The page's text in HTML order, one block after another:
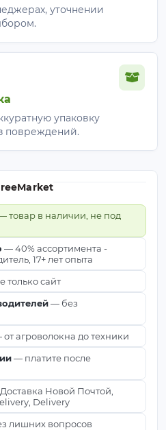
уточнении
упаковку
повреждений.
товар в наличии, не под
— 40% ассортимента -
17+ лет опыта
только сайт
— без
агроволокна до техники
— платите после
Новой Почтой,
Delivery
лишних вопросов